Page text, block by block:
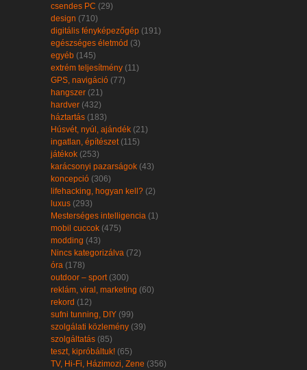
csendes PC (29)
design (710)
digitális fényképezőgép (191)
egészséges életmód (3)
egyéb (145)
extrém teljesítmény (11)
GPS, navigáció (77)
hangszer (21)
hardver (432)
háztartás (183)
Húsvét, nyúl, ajándék (21)
ingatlan, építészet (115)
játékok (253)
karácsonyi pazarságok (43)
koncepció (306)
lifehacking, hogyan kell? (2)
luxus (293)
Mesterséges intelligencia (1)
mobil cuccok (475)
modding (43)
Nincs kategorizálva (72)
óra (178)
outdoor – sport (300)
reklám, viral, marketing (60)
rekord (12)
sufni tunning, DIY (99)
szolgálati közlemény (39)
szolgáltatás (85)
teszt, kipróbáltuk! (65)
TV, Hi-Fi, Házimozi, Zene (356)